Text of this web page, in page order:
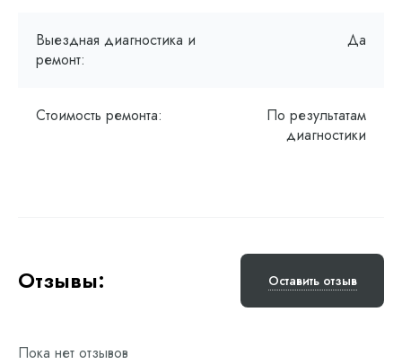
Выездная диагностика и
ремонт:
Да
Стоимость ремонта:
По результатам
диагностики
Отзывы: Оставить отзыв
Пока нет отзывов